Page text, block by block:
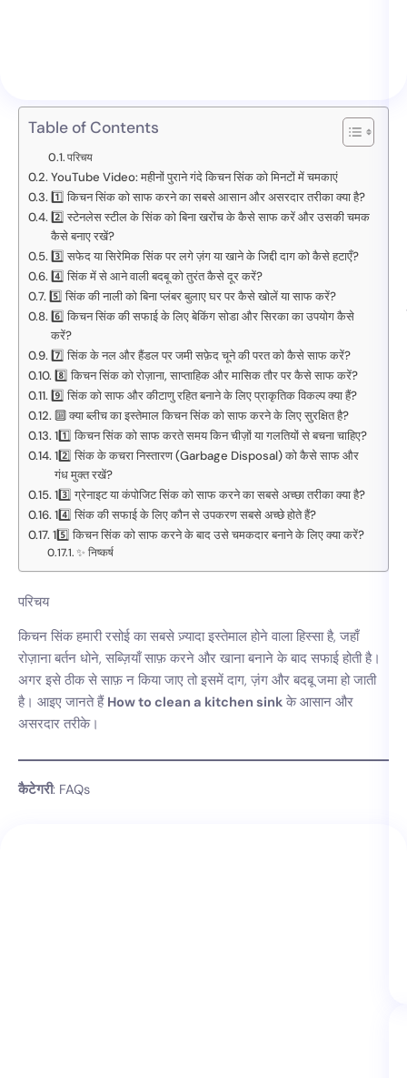
Table of Contents
परिचय
YouTube Video: महीनों पुराने गंदे किचन सिंक को मिनटों में चमकाएं
1️⃣ किचन सिंक को साफ करने का सबसे आसान और असरदार तरीका क्या है?
2️⃣ स्टेनलेस स्टील के सिंक को बिना खरोंच के कैसे साफ करें और उसकी चमक
कैसे बनाए रखें?
3️⃣ सफेद या सिरेमिक सिंक पर लगे ज़ंग या खाने के जिद्दी दाग को कैसे हटाएँ?
4️⃣ सिंक में से आने वाली बदबू को तुरंत कैसे दूर करें?
5️⃣ सिंक की नाली को बिना प्लंबर बुलाए घर पर कैसे खोलें या साफ करें?
6️⃣ किचन सिंक की सफाई के लिए बेकिंग सोडा और सिरका का उपयोग कैसे
करें?
7️⃣ सिंक के नल और हैंडल पर जमी सफ़ेद चूने की परत को कैसे साफ करें?
8️⃣ किचन सिंक को रोज़ाना, साप्ताहिक और मासिक तौर पर कैसे साफ करें?
9️⃣ सिंक को साफ और कीटाणु रहित बनाने के लिए प्राकृतिक विकल्प क्या हैं?
🔟 क्या ब्लीच का इस्तेमाल किचन सिंक को साफ करने के लिए सुरक्षित है?
11️⃣ किचन सिंक को साफ करते समय किन चीज़ों या गलतियों से बचना चाहिए?
12️⃣ सिंक के कचरा निस्तारण (Garbage Disposal) को कैसे साफ और
गंध मुक्त रखें?
13️⃣ ग्रेनाइट या कंपोजिट सिंक को साफ करने का सबसे अच्छा तरीका क्या है?
14️⃣ सिंक की सफाई के लिए कौन से उपकरण सबसे अच्छे होते हैं?
15️⃣ किचन सिंक को साफ करने के बाद उसे चमकदार बनाने के लिए क्या करें?
✨ निष्कर्ष
परिचय
किचन सिंक हमारी रसोई का सबसे ज़्यादा इस्तेमाल होने वाला हिस्सा है, जहाँ
रोज़ाना बर्तन धोने, सब्ज़ियाँ साफ़ करने और खाना बनाने के बाद सफाई होती है।
अगर इसे ठीक से साफ़ न किया जाए तो इसमें दाग, ज़ंग और बदबू जमा हो जाती
है। आइए जानते हैं How to clean a kitchen sink के आसान और
असरदार तरीके।
कैटेगरी: FAQs